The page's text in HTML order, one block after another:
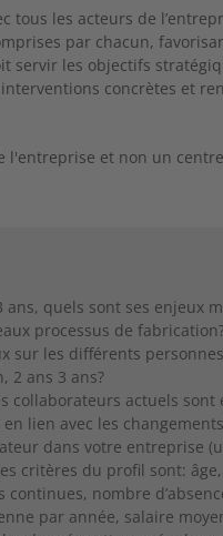
tous les acteurs de
par chacun,
servir les objectifs
concrètes et
l'entreprise et non un
ans, quels sont ses enjeux
processus de
sur les différents
2 ans 3 ans?
collaborateurs actuels sont
lien avec les
dans votre entreprise
critères du profil sont:
nombre
par année, salaire